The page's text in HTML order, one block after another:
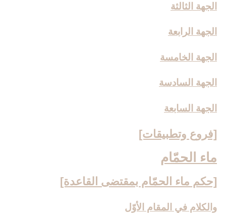
الجهة الثالثة
الجهة الرابعة
الجهة الخامسة
الجهة السادسة
الجهة السابعة
[فروع وتطبيقات‏]
ماء الحمّام‏
[حكم ماء الحمّام بمقتضى القاعدة]
والكلام في المقام الأوّل‏